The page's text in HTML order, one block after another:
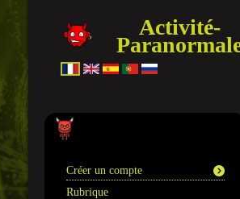
Activité-
Créer un compte
Rubrique